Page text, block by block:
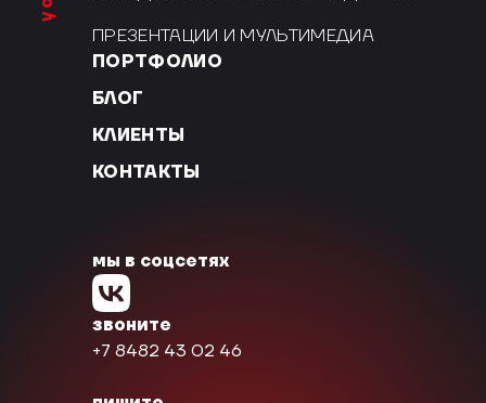
ПРЕЗЕНТАЦИИ И МУЛЬТИМЕДИА
ПОРТФОЛИО
БЛОГ
КЛИЕНТЫ
КОНТАКТЫ
мы в соцсетях
звоните
+7 8482 43 02 46